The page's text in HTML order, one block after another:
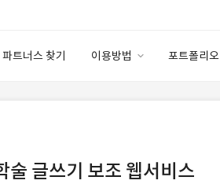
파트너스 찾기 이용방법 포트폴리오
고객센터
글쓰기 보조 웹서비스